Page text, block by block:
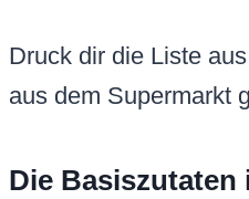
Druck dir die Liste
aus dem Supermarkt
Die Basiszutaten